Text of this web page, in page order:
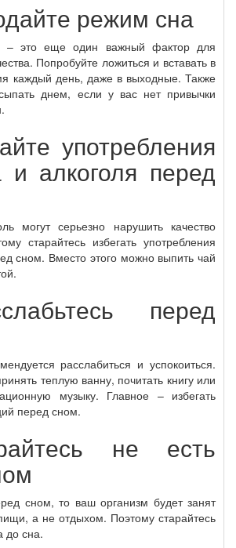
режим сна
– это еще один важный фактор для
Попробуйте ложиться и вставать в
каждый день, даже в выходные. Также
днем, если у вас нет привычки
употребления
и алкоголя перед
могут серьезно нарушить качество
старайтесь избегать употребления
сном. Вместо этого можно выпить чай
перед
расслабиться и успокоиться.
теплую ванну, почитать книгу или
музыку. Главное – избегать
перед сном.
не есть
сном, то ваш организм будет занят
а не отдыхом. Поэтому старайтесь
до сна.